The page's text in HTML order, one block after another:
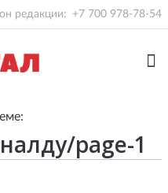
редакции: +7 700 978-78-54